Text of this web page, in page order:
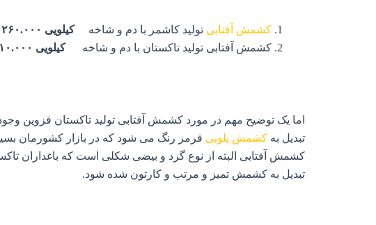
کشمش آفتابی تولید کاشمر با دم و شاخهکیلویی ۲۶۰.۰۰۰ تومان
کشمش آفتابی تولید تاکستان با دم و شاخهکیلویی ۳۱۰.۰۰۰ تومان
اما یک توضیح مهم در مورد کشمش آفتابی تولید تاکستان قزوین
تبدیل به کشمش پلویی قرمز رنگ می شود که در بازار کشورمان
کشمش آفتابی البته از نوع گرد و بیضی شکلی است که باغداران
تبدیل به کشمش تمیز و مرتب و کارتون شده شود.